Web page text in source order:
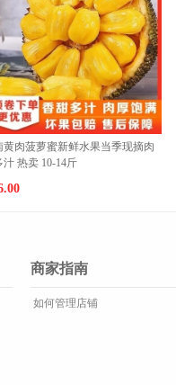
福建平和红心柚蜜柚当季水果新鲜红
肉柚包邮 小果（15-20cm） 5斤
¥ 35.00
商家指南
如何管理店铺